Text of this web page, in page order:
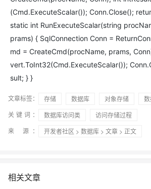
(Cmd.ExecuteScalar()); Conn.Close();
static int RunExecuteScalar(string
prams) { SqlConnection Conn =
md = CreateCmd(procName, prams,
vert.ToInt32(Cmd.ExecuteScalar());
sult; } }
文章标签： 存储 数据库 对象存储
关键词：
数据库访问类
访问存储过程
来 源：
开发者社区 > 数据库 > 文章 > 正文
相关文章